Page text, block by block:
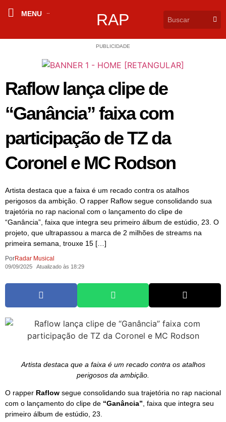
MENU RAP
PUBLICIDADE
Raflow lança clipe de
“Ganância” faixa com
participação de TZ da
Coronel e MC Rodson
Artista destaca que a faixa é um recado contra os atalhos
perigosos da ambição. O rapper Raflow segue consolidando sua
trajetória no rap nacional com o lançamento do clipe de
“Ganância”, faixa que integra seu primeiro álbum de estúdio, 23. O
projeto, que ultrapassou a marca de 2 milhões de streams na
primeira semana, trouxe 15 […]
PorRadar Musical
09/09/2025 Atualizado às 18:29
Artista destaca que a faixa é um recado contra os atalhos
perigosos da ambição.
O rapper Raflow segue consolidando sua trajetória no rap nacional
com o lançamento do clipe de “Ganância” , faixa que integra seu
primeiro álbum de estúdio, 23.